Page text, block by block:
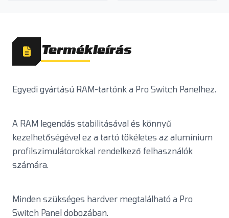
Termékleírás
Egyedi gyártású RAM-tartónk a Pro Switch Panelhez.
A RAM legendás stabilitásával és könnyű
kezelhetőségével ez a tartó tökéletes az alumínium
profilszimulátorokkal rendelkező felhasználók
számára.
Minden szükséges hardver megtalálható a Pro
Switch Panel dobozában.